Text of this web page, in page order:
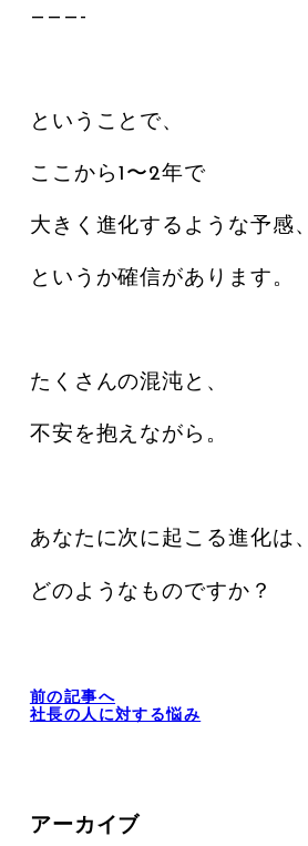
———-
ということで、
ここから1〜2年で
大きく進化するような予感、
というか確信があります。
たくさんの混沌と、
不安を抱えながら。
あなたに次に起こる進化は、
どのようなものですか？
前の記事へ
社長の人に対する悩み
アーカイブ